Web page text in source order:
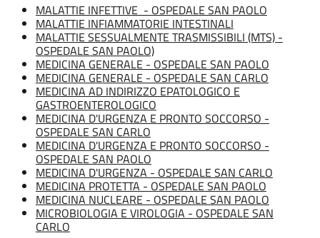
MALATTIE INFETTIVE - OSPEDALE SAN PAOLO
MALATTIE INFIAMMATORIE INTESTINALI
MALATTIE SESSUALMENTE TRASMISSIBILI (MTS) -
OSPEDALE SAN PAOLO)
MEDICINA GENERALE - OSPEDALE SAN PAOLO
MEDICINA GENERALE - OSPEDALE SAN CARLO
MEDICINA AD INDIRIZZO EPATOLOGICO E
GASTROENTEROLOGICO
MEDICINA D'URGENZA E PRONTO SOCCORSO -
OSPEDALE SAN CARLO
MEDICINA D'URGENZA E PRONTO SOCCORSO -
OSPEDALE SAN PAOLO
MEDICINA D'URGENZA - OSPEDALE SAN CARLO
MEDICINA PROTETTA - OSPEDALE SAN PAOLO
MEDICINA NUCLEARE - OSPEDALE SAN PAOLO
MICROBIOLOGIA E VIROLOGIA - OSPEDALE SAN
CARLO